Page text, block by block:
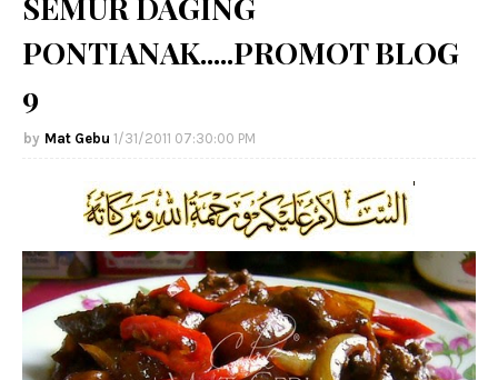
PONTIANAK.....PROMOT BLOG
9
Mat Gebu 1/31/2011 07:30:00 PM